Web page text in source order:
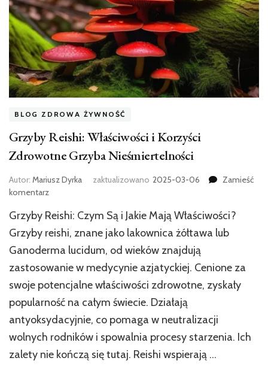
BLOG ZDROWA ŻYWNOŚĆ
Grzyby Reishi: Właściwości i Korzyści
Zdrowotne Grzyba Nieśmiertelności
Autor: Mariusz Dyrka zaktualizowano 2025-03-06
Zamieść
komentarzwe
Grzyby
Reishi:
Korzyści
Zdrowotne
Grzyba
Nieśmiertelności
Grzyby Reishi: Czym Są i Jakie Mają Właściwości?
Grzyby reishi, znane jako lakownica żółtawa lub
Ganoderma lucidum, od wieków znajdują
zastosowanie w medycynie azjatyckiej. Cenione za
swoje potencjalne właściwości zdrowotne, zyskały
popularność na całym świecie. Działają
antyoksydacyjnie, co pomaga w neutralizacji
wolnych rodników i spowalnia procesy starzenia. Ich
zalety nie kończą się tutaj. Reishi wspierają …